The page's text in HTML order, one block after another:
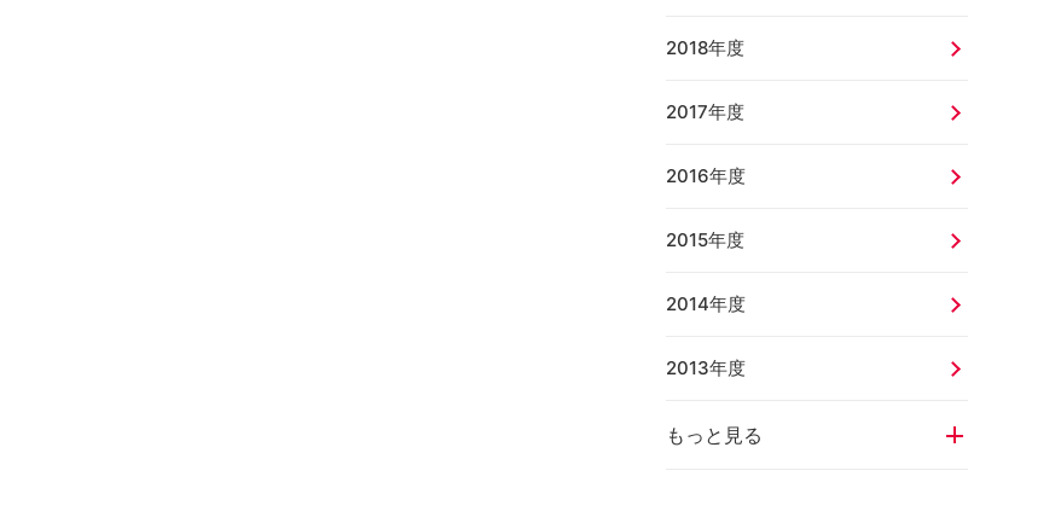
2018年度
2017年度
2016年度
2015年度
2014年度
2013年度
もっと見る